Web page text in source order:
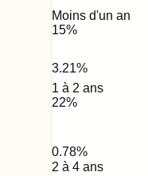
Moins d'un an
15%
3.21%
1 à 2 ans
22%
0.78%
2 à 4 ans